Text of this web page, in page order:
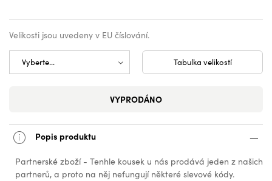
Velikosti jsou uvedeny v EU číslování.
Tabulka velikostí
VYPRODÁNO
Popis produktu
Partnerské zboží - Tenhle kousek u nás prodává jeden z našich
partnerů, a proto na něj nefungují některé slevové kódy.